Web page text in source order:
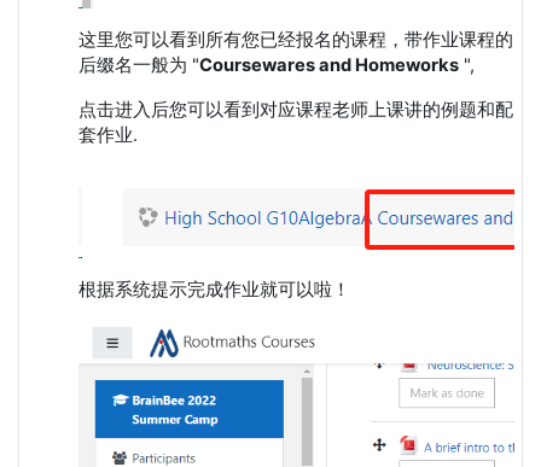
这里您可以看到所有您已经报名的课程，带作业课程的
后缀名一般为 "Coursewares and Homeworks ",
点击进入后您可以看到对应课程老师上课讲的例题和配
套作业.
根据系统提示完成作业就可以啦！